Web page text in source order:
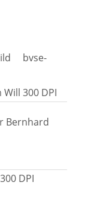
bvse-
300 DPI
Bernhard
DPI